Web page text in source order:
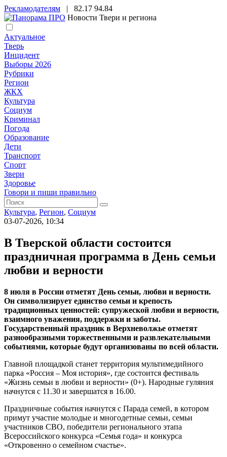
Рекламодателям | 82.17 94.84
Новости Твери и региона
Актуальное
Тверь
Инцидент
Выборы 2026
Рубрики
Регион
ЖКХ
Культура
Социум
Криминал
Погода
Образование
Дети
Транспорт
Спорт
Звери
Здоровье
Говори и пиши правильно
Культура, Регион, Социум
03-07-2026, 10:34
В Тверской области состоится
праздничная программа в День семьи
любви и верности
8 июля в России отметят День семьи, любви и верности.
Он символизирует единство семьи и крепость
традиционных ценностей: супружеской любви и верности,
взаимного уважения, поддержки и заботы.
Государственный праздник в Верхневолжье отметят
разнообразными торжественными и развлекательными
событиями, которые будут организованы по всей области.
Главной площадкой станет территория мультимедийного
парка «Россия – Моя история», где состоится фестиваль
«Жизнь семьи в любви и верности» (0+). Народные гуляния
начнутся с 11.30 и завершатся в 16.00.
Праздничные события начнутся с Парада семей, в котором
примут участие молодые и многодетные семьи, семьи
участников СВО, победители регионального этапа
Всероссийского конкурса «Семья года» и конкурса
«Откровенно о семейном счастье».